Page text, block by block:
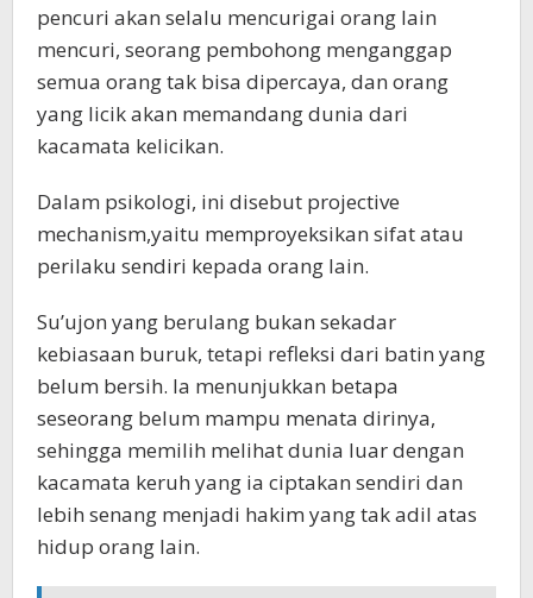
pencuri akan selalu mencurigai orang lain
mencuri, seorang pembohong menganggap
semua orang tak bisa dipercaya, dan orang
yang licik akan memandang dunia dari
kacamata kelicikan.
Dalam psikologi, ini disebut projective
mechanism,yaitu memproyeksikan sifat atau
perilaku sendiri kepada orang lain.
Su’ujon yang berulang bukan sekadar
kebiasaan buruk, tetapi refleksi dari batin yang
belum bersih. Ia menunjukkan betapa
seseorang belum mampu menata dirinya,
sehingga memilih melihat dunia luar dengan
kacamata keruh yang ia ciptakan sendiri dan
lebih senang menjadi hakim yang tak adil atas
hidup orang lain.